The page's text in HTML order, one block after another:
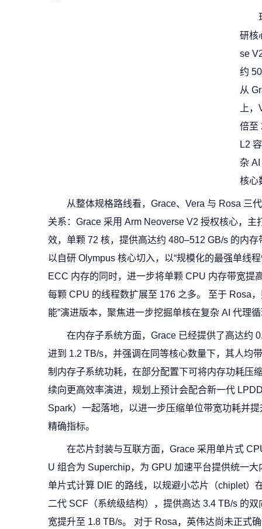
研核
se
约
从
上
倍至
L2
杂
核心
从整体规格路线看，Grace、Vera 与 Rosa 三
关系：Grace 采用 Arm Neoverse V2 授权核心，
效，单颗 72 核，提供高达约 480–512 GB/s 的内
以自研 Olympus 核心切入，以“规模化的最强单线
ECC 内存的同时，进一步将单颗 CPU 内存带宽提
每颗 CPU 的线程数扩展至 176 之多。 至于 Rosa
能”演进版本，聚焦进一步挖掘单核在复杂 AI 代理
在内存子系统方面，Grace 已经提供了高达约
进到 1.2 TB/s，并强调在同等核心数量下，其人均
制内存子系统功耗，在部分配置下可将内存功耗压
续向更高效率演进，规划上预计会配合新一代
Spark）一起落地，以进一步压缩单位带宽功耗并
精确指标。
在芯片封装与互联方面，Grace 采用单片式
U 组合为 Superchip，为 GPU 加速平台提供统一
单片式计算 DIE 的路线，以规避小芯片（chiplet）
二代 SCF（系统级结构），提供高达 3.4 TB/s 的
宽提升至 1.8 TB/s。 对于 Rosa，英伟达尚未正式